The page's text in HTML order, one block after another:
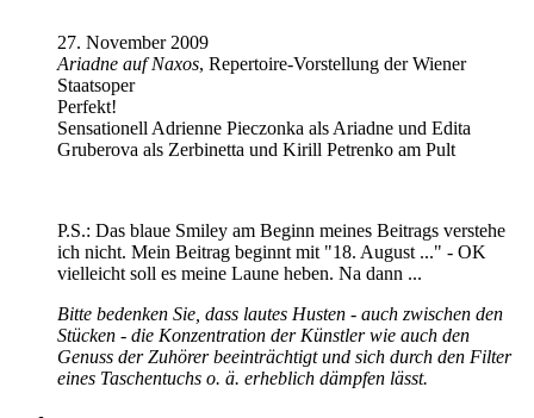
27. November 2009
Ariadne auf Naxos, Repertoire-Vorstellung der Wiener
Staatsoper
Perfekt!
Sensationell Adrienne Pieczonka als Ariadne und Edita
Gruberova als Zerbinetta und Kirill Petrenko am Pult
P.S.: Das blaue Smiley am Beginn meines Beitrags verstehe
ich nicht. Mein Beitrag beginnt mit "18. August ..." - OK
vielleicht soll es meine Laune heben. Na dann ...
Bitte bedenken Sie, dass lautes Husten - auch zwischen den
Stücken - die Konzentration der Künstler wie auch den
Genuss der Zuhörer beeinträchtigt und sich durch den Filter
eines Taschentuchs o. ä. erheblich dämpfen lässt.